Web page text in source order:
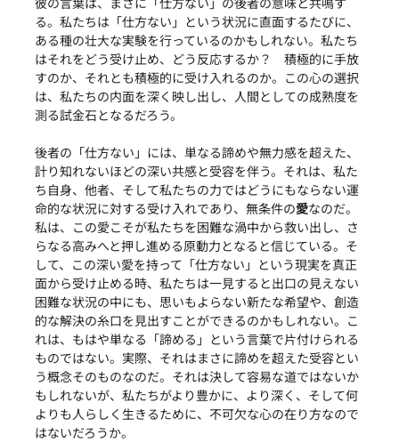
る。私たちは「仕方ない」という状況に直面するたびに、
ある種の壮大な実験を行っているのかもしれない。私たち
はそれをどう受け止め、どう反応するか？　積極的に手放
すのか、それとも積極的に受け入れるのか。この心の選択
は、私たちの内面を深く映し出し、人間としての成熟度を
測る試金石となるだろう。
後者の「仕方ない」には、単なる諦めや無力感を超えた、
計り知れないほどの深い共感と受容を伴う。それは、私た
ち自身、他者、そして私たちの力ではどうにもならない運
命的な状況に対する受け入れであり、無条件の愛なのだ。
私は、この愛こそが私たちを困難な渦中から救い出し、さ
らなる高みへと押し進める原動力となると信じている。そ
して、この深い愛を持って「仕方ない」という現実を真正
面から受け止める時、私たちは一見すると出口の見えない
困難な状況の中にも、思いもよらない新たな希望や、創造
的な解決の糸口を見出すことができるのかもしれない。こ
れは、もはや単なる「諦める」という言葉で片付けられる
ものではない。実際、それはまさに諦めを超えた受容とい
う概念そのものなのだ。それは決して容易な道ではないか
もしれないが、私たちがより豊かに、より深く、そして何
よりも人らしく生きるために、不可欠な心の在り方なので
はないだろうか。